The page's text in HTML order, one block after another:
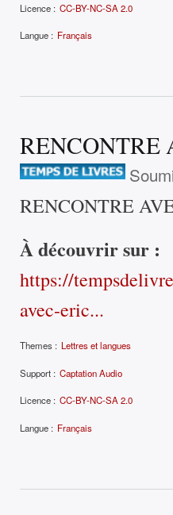
Licence : CC-BY-NC-SA 2.0
Langue : Français
RENCONTRE
RENCONTRE
À découvrir sur :
https://
avec-eric...
Themes : Lettres et langues
Support : Captation Audio
Licence : CC-BY-NC-SA 2.0
Langue : Français